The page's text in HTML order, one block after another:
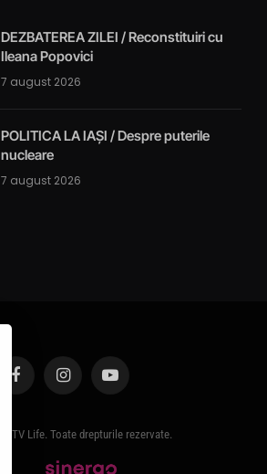
DEZBATEREA ZILEI / Reconstituiri cu
Ileana Popovici
7 august 2026
POLITICA LA IAȘI / Despre puterile
nucleare
7 august 2026
FacebookInstagramYouTube
Life. Toate drepturile rezervate.